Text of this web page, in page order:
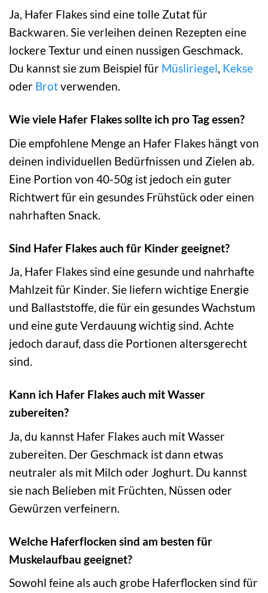
Ja, Hafer Flakes sind eine tolle Zutat für
Backwaren. Sie verleihen deinen Rezepten eine
lockere Textur und einen nussigen Geschmack.
Du kannst sie zum Beispiel für Müsliriegel, Kekse
oder Brotverwenden.
Wie viele Hafer Flakes sollte ich pro Tag essen?
Die empfohlene Menge an Hafer Flakes hängt von
deinen individuellen Bedürfnissen und Zielen ab.
Eine Portion von 40-50g ist jedoch ein guter
Richtwert für ein gesundes Frühstück oder einen
nahrhaften Snack.
Sind Hafer Flakes auch für Kinder geeignet?
Ja, Hafer Flakes sind eine gesunde und nahrhafte
Mahlzeit für Kinder. Sie liefern wichtige Energie
und Ballaststoffe, die für ein gesundes Wachstum
und eine gute Verdauung wichtig sind. Achte
jedoch darauf, dass die Portionen altersgerecht
sind.
Kann ich Hafer Flakes auch mit Wasser
zubereiten?
Ja, du kannst Hafer Flakes auch mit Wasser
zubereiten. Der Geschmack ist dann etwas
neutraler als mit Milch oder Joghurt. Du kannst
sie nach Belieben mit Früchten, Nüssen oder
Gewürzen verfeinern.
Welche Haferflocken sind am besten für
Muskelaufbau geeignet?
Sowohl feine als auch grobe Haferflocken sind für